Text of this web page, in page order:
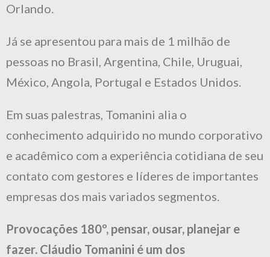
Orlando.
Já se apresentou para mais de 1 milhão de
pessoas no Brasil, Argentina, Chile, Uruguai,
México, Angola, Portugal e Estados Unidos.
Em suas palestras, Tomanini alia o
conhecimento adquirido no mundo corporativo
e acadêmico com a experiência cotidiana de seu
contato com gestores e líderes de importantes
empresas dos mais variados segmentos.
Provocações 180º, pensar, ousar, planejar e
fazer. Cláudio Tomanini é um dos